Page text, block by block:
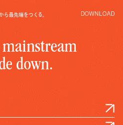
ら最先端をつくる。 DOWNLOAD
mainstream
e down.